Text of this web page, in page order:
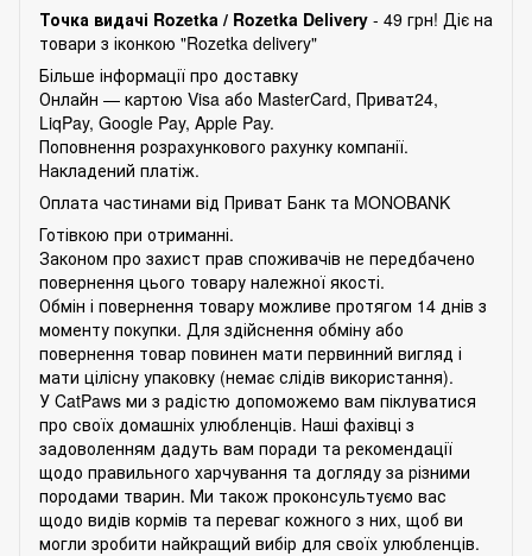
Точка видачі Rozetka / Rozetka Delivery - 49 грн! Діє на
товари з іконкою "Rozetka delivery"
Більше інформації про доставку
Онлайн — картою Visa або MasterCard, Приват24,
LiqPay, Google Pay, Apple Pay.
Поповнення розрахункового рахунку компанії.
Накладений платіж.
Оплата частинами від Приват Банк та MONOBANK
Готівкою при отриманні.
Законом про захист прав споживачів не передбачено
повернення цього товару належної якості.
Обмін і повернення товару можливе протягом 14 днів з
моменту покупки. Для здійснення обміну або
повернення товар повинен мати первинний вигляд і
мати цілісну упаковку (немає слідів використання).
У CatPaws ми з радістю допоможемо вам піклуватися
про своїх домашніх улюбленців. Наші фахівці з
задоволенням дадуть вам поради та рекомендації
щодо правильного харчування та догляду за різними
породами тварин. Ми також проконсультуємо вас
щодо видів кормів та переваг кожного з них, щоб ви
могли зробити найкращий вибір для своїх улюбленців.